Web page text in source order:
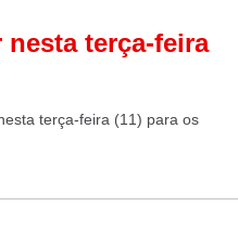
nesta terça-feira
terça-feira (11) para os